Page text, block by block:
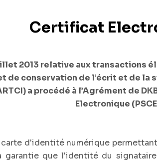
Certificat
2013 relative aux transactions
de conservation de l’écrit et de
a procédé à l’Agrément de
Electronique
d'identité numérique
garantie que l'identité du